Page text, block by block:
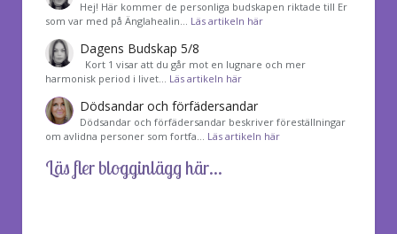
Hej! Här kommer de personliga budskapen riktade till Er
som var med på Änglahealin… Läs artikeln här
Dagens Budskap 5/8
Kort 1 visar att du går mot en lugnare och mer
harmonisk period i livet… Läs artikeln här
Dödsandar och förfädersandar
Dödsandar och förfädersandar beskriver föreställningar
om avlidna personer som fortfa… Läs artikeln här
Läs fler blogginlägg här...